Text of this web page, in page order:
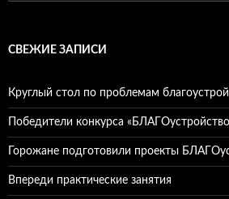
СВЕЖИЕ ЗАПИСИ
Круглый стол по проблемам
Победители конкурса
Горожане подготовили проекты
Впереди практические занятия